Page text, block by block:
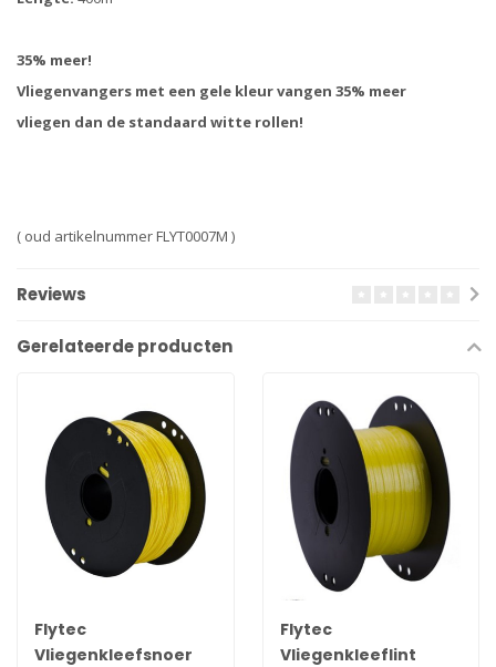
35% meer!
Vliegenvangers met een gele kleur vangen 35% meer
vliegen dan de standaard witte rollen!
( oud artikelnummer FLYT0007M )
Reviews
Gerelateerde producten
Flytec
Vliegenkleefsnoer
Flytec
Vliegenkleeflint